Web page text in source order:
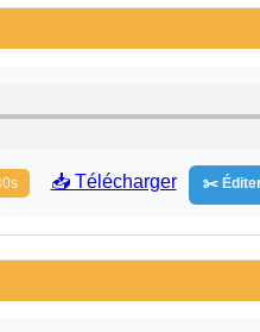
📥 Télécharger ✂️